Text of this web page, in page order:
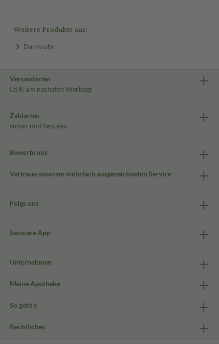
Weitere Produkte aus:
Darmrohr
Versandarten
i.d.R. am nächsten Werktag
Zahlarten
sicher und bequem
Bewerte uns
Vertraue unserem mehrfach ausgezeichneten Service
Folge uns
Sanicare App
Unternehmen
Meine Apotheke
So geht's
Rechtliches